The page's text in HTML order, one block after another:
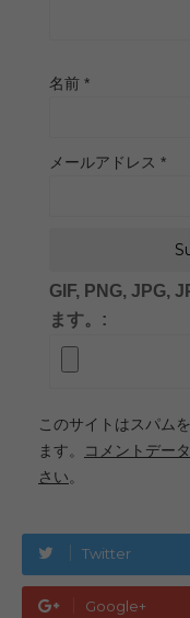
名前 *
メールアドレス *
GIF, PNG, JPG,
ます。:
このサイトはスパム
ます。
コメントデー
さい。
Twitter
Google+